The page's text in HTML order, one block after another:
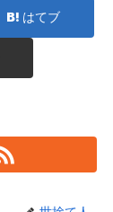
はてブ